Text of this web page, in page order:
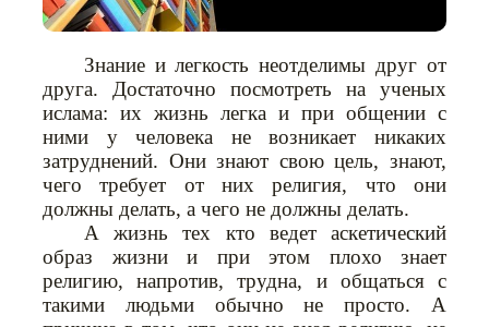
Знание и легкость неотделимы друг от
друга. Достаточно посмотреть на ученых
ислама: их жизнь легка и при общении с
ними у человека не возникает никаких
затруднений. Они знают свою цель, знают,
чего требует от них религия, что они
должны делать, а чего не должны делать.
А жизнь тех кто ведет аскетический
образ жизни и при этом плохо знает
религию, напротив, трудна, и общаться с
такими людьми обычно не просто. А